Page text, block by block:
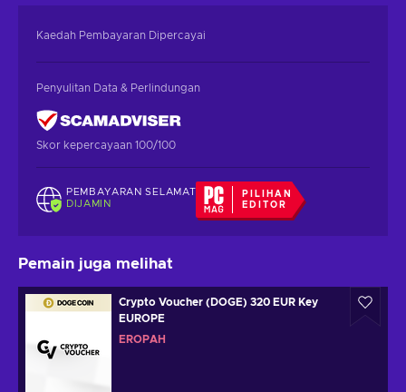
Kaedah Pembayaran Dipercayai
Penyulitan Data & Perlindungan
Skor kepercayaan 100/100
PEMBAYARAN SELAMAT
DIJAMIN
PILIHAN
EDITOR
Pemain juga melihat
Crypto Voucher (DOGE) 320 EUR Key
EUROPE
EROPAH